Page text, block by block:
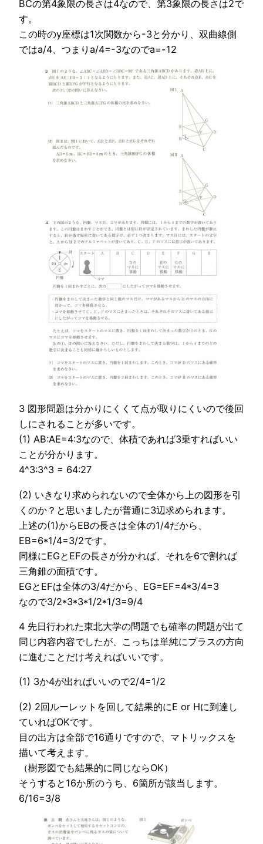
BCの第4象限の長さは4なので、第3象限の長さは2で
す。
この時のy座標は1次関数から-3と分かり、双曲線側
ではa/4、つまりa/4=-3なのでa=-12
3 図形問題は分かりにくくて点が取りにくいので後回
しにされることが多いです。
(1) AB:AE=4:3なので、体積であれば3乗すればいい
ことが分かります。
4^3:3^3 = 64:27
(2) いきなり求められないので全体から上の図形を引
くのか？と思いましたが普通に3辺求められます。
上述の(1)からEBの長さは全体の1/4だから、
EB=6*1/4=3/2です。
同様にEGとEFの長さが分かれば、それを6で割れば
三角錐の面積です。
EGとEFは全体の3/4だから、EG=EF=4*3/4=3
なので3/2*3*3*1/2*1/3=9/4
4 先日行われた東北大学の問題でも確率の問題が出て
同じ内容内容でしたが、こっちは単純にプラスの方向
に進むことだけ考えればいいです。
(1) 3か4が出ればいいので2/4=1/2
(2) 2回ルーレットを回して結果的にE or Hに到達し
ていればOKです。
目の出方は全部で16通りですので、マトリックスを
描いて考えます。
（樹形図でも結果的に同じならOK）
そうすると16か所のうち、6箇所が該当します。
6/16=3/8